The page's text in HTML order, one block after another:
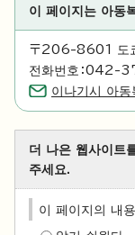
이 페이지는 아동
〒206-8601 도
전화번호：
이나기시 아동
더 나은 웹사이트
주세요.
이 페이지의 내